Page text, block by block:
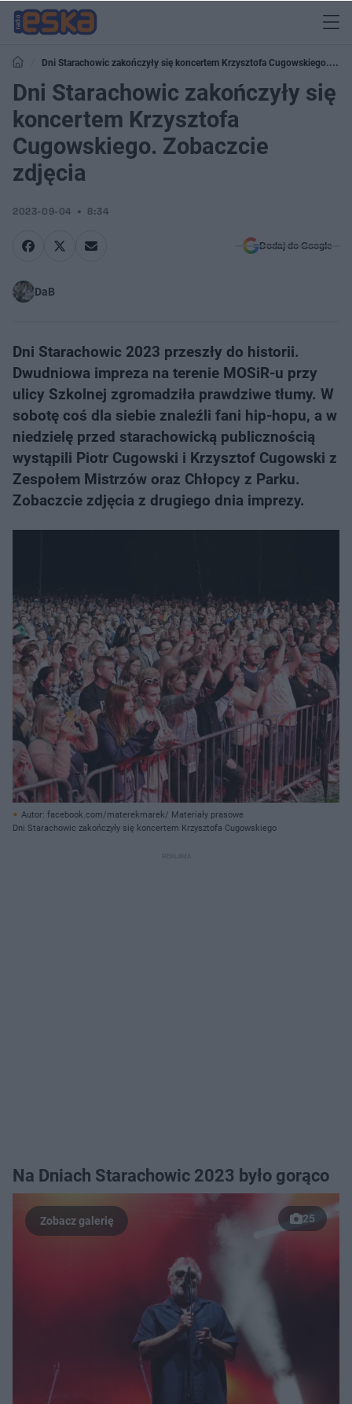
Dni Starachowic zakończyły się koncertem Krzysztofa Cugowskiego.
Zobaczcie zdjęcia
Dni Starachowic zakończyły się
koncertem Krzysztofa
Cugowskiego. Zobaczcie
zdjęcia
2023-09-04 8:34
Dodaj do Google
DaB
Dni Starachowic 2023 przeszły do historii.
Dwudniowa impreza na terenie MOSiR-u przy
ulicy Szkolnej zgromadziła prawdziwe tłumy. W
sobotę coś dla siebie znaleźli fani hip-hopu, a w
niedzielę przed starachowicką publicznością
wystąpili Piotr Cugowski i Krzysztof Cugowski z
Zespołem Mistrzów oraz Chłopcy z Parku.
Zobaczcie zdjęcia z drugiego dnia imprezy.
Autor: facebook.com/materekmarek/ Materiały prasowe
Dni Starachowic zakończyły się koncertem Krzysztofa Cugowskiego
Na Dniach Starachowic 2023 było gorąco
25